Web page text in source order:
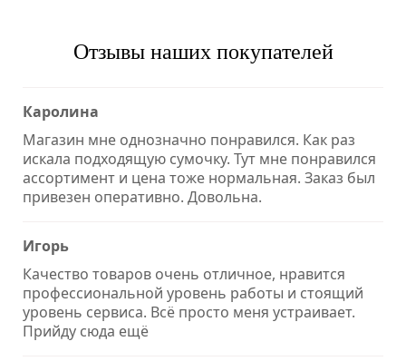
Отзывы наших покупателей
Каролина
Магазин мне однозначно понравился. Как раз
искала подходящую сумочку. Тут мне понравился
ассортимент и цена тоже нормальная. Заказ был
привезен оперативно. Довольна.
Игорь
Качество товаров очень отличное, нравится
профессиональной уровень работы и стоящий
уровень сервиса. Всё просто меня устраивает.
Прийду сюда ещё